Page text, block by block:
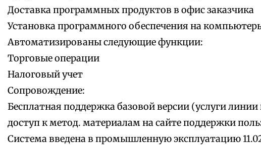
Доставка программных продуктов в офис заказчика
Установка программного обеспечения на
Автоматизированы следующие функции:
Торговые операции
Налоговый учет
Сопровождение:
Бесплатная поддержка базовой версии (услуги
доступ к метод. материалам на сайте поддержки
Система введена в промышленную эксплуатацию